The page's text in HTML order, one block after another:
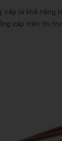
cáp là khả
cáp trên thị